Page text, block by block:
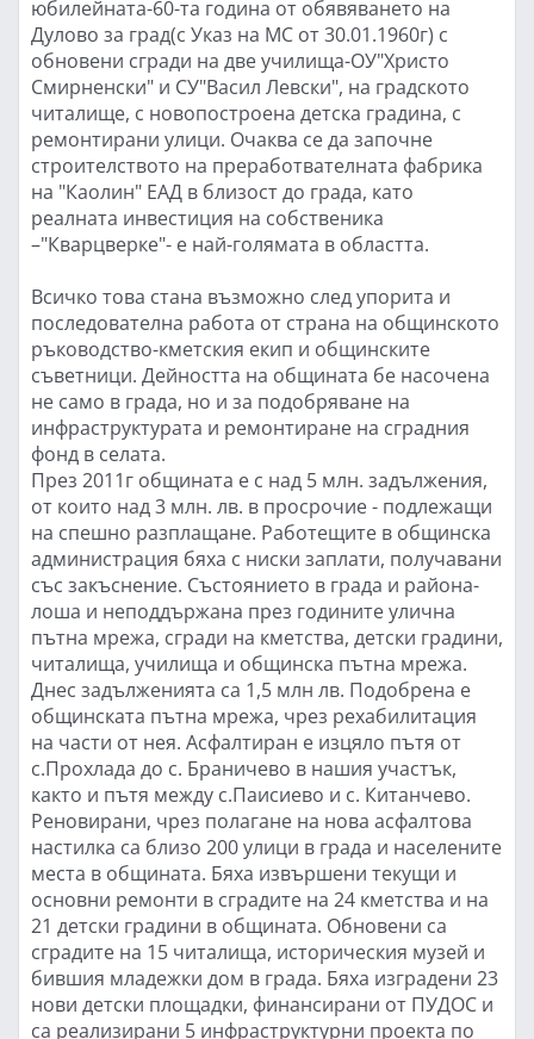
юбилейната-60-та година от обявяването на
Дулово за град(с Указ на МС от 30.01.1960г) с
обновени сгради на две училища-ОУ"Христо
Смирненски" и СУ"Васил Левски", на градското
читалище, с новопостроена детска градина, с
ремонтирани улици. Очаква се да започне
строителството на преработвателната фабрика
на "Каолин" ЕАД в близост до града, като
реалната инвестиция на собственика
–"Кварцверке"- е най-голямата в областта.
Всичко това стана възможно след упорита и
последователна работа от страна на общинското
ръководство-кметския екип и общинските
съветници. Дейността на общината бе насочена
не само в града, но и за подобряване на
инфраструктурата и ремонтиране на сградния
фонд в селата.
През 2011г общината е с над 5 млн. задължения,
от които над 3 млн. лв. в просрочие - подлежащи
на спешно разплащане. Работещите в общинска
администрация бяха с ниски заплати, получавани
със закъснение. Състоянието в града и района-
лоша и неподдържана през годините улична
пътна мрежа, сгради на кметства, детски градини,
читалища, училища и общинска пътна мрежа.
Днес задълженията са 1,5 млн лв. Подобрена е
общинската пътна мрежа, чрез рехабилитация
на части от нея. Асфалтиран е изцяло пътя от
с.Прохлада до с. Браничево в нашия участък,
както и пътя между с.Паисиево и с. Китанчево.
Реновирани, чрез полагане на нова асфалтова
настилка са близо 200 улици в града и населените
места в общината. Бяха извършени текущи и
основни ремонти в сградите на 24 кметства и на
21 детски градини в общината. Обновени са
сградите на 15 читалища, историческия музей и
бившия младежки дом в града. Бяха изградени 23
нови детски площадки, финансирани от ПУДОС и
са реализирани 5 инфраструктурни проекта по